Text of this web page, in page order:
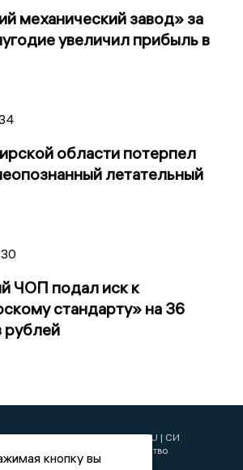
механический завод» за
увеличил прибыль в
области потерпел
летательный
ЧОП подал иск к
стандарту» на 36
рублей
2017 © NEWSVLADIMIR.RU | СИ
«Информационное агентство
Владимирские новости»
кнопку вы